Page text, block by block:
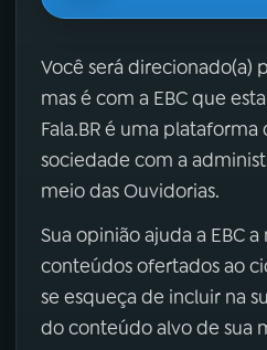
Você será direcionado(a)
mas é com a EBC que
Fala.BR é uma
sociedade com a
meio das Ouvidorias.
Sua opinião ajuda a EBC
conteúdos ofertados ao
se esqueça de incluir na
do conteúdo alvo de sua